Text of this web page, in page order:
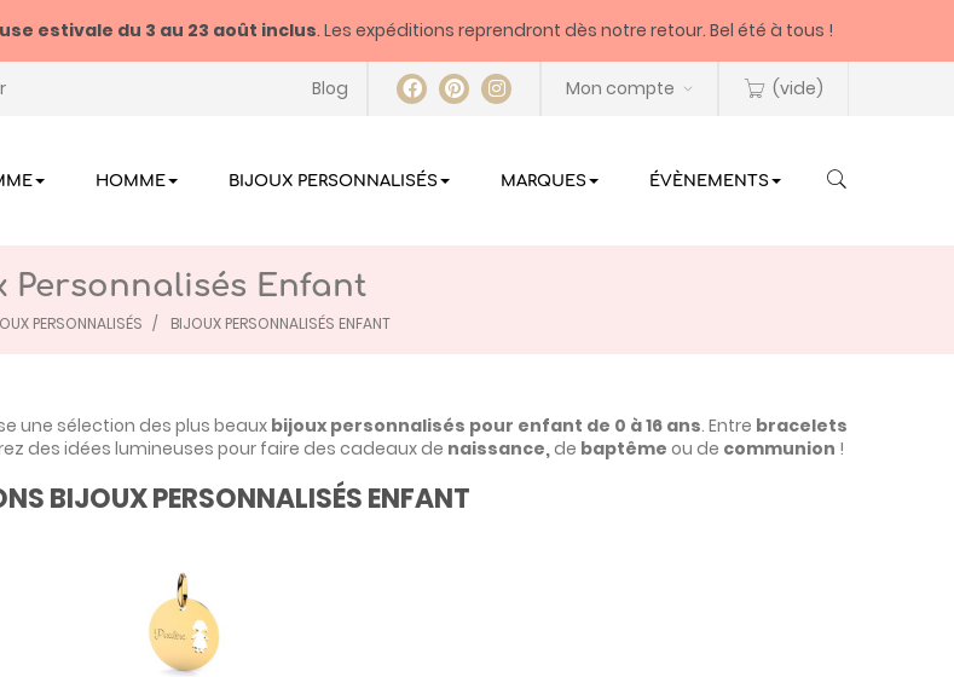
estivale du 3 au 23 août inclus. Les expéditions reprendront dès notre retour. Bel été à tous !
Blog Mon compte (vide)
HOMME BIJOUX PERSONNALISÉS MARQUES ÉVÈNEMENTS
PERSONNALISÉS BIJOUX PERSONNALISÉS ENFANT
Personnalisés Enfant
une sélection des plus beauxbijoux personnalisés pour enfant de 0 à 16 ans. Entre bracelets
des idées lumineuses pour faire des cadeaux de naissance,de baptême ou de communion !
BIJOUX PERSONNALISÉS ENFANT